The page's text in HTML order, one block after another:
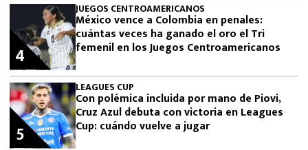
JUEGOS CENTROAMERICANOS
México vence a Colombia en penales:
cuántas veces ha ganado el oro el Tri
femenil en los Juegos Centroamericanos
4
LEAGUES CUP
Con polémica incluida por mano de Piovi,
Cruz Azul debuta con victoria en Leagues
Cup: cuándo vuelve a jugar
5